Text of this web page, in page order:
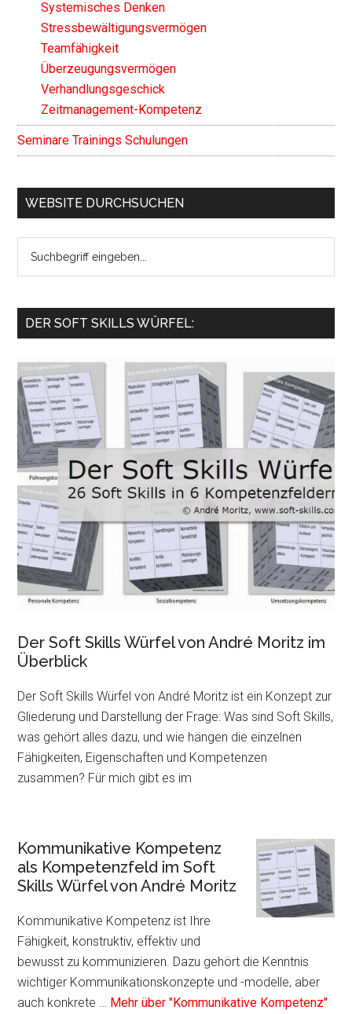
Systemisches Denken
Stressbewältigungsvermögen
Teamfähigkeit
Überzeugungsvermögen
Verhandlungsgeschick
Zeitmanagement-Kompetenz
Seminare Trainings Schulungen
WEBSITE DURCHSUCHEN
...
DER SOFT SKILLS WÜRFEL:
Der Soft Skills Würfel von André Moritz im
Überblick
Der Soft Skills Würfel von André Moritz ist ein Konzept zur
Gliederung und Darstellung der Frage: Was sind Soft Skills,
was gehört alles dazu, und wie hängen die einzelnen
Fähigkeiten, Eigenschaften und Kompetenzen
zusammen? Für mich gibt es im
Kommunikative Kompetenz
als Kompetenzfeld im Soft
Skills Würfel von André Moritz
Kommunikative Kompetenz ist Ihre
Fähigkeit, konstruktiv, effektiv und
bewusst zu kommunizieren. Dazu gehört die Kenntnis
wichtiger Kommunikationskonzepte und -modelle, aber
auch konkrete … Mehr über "Kommunikative Kompetenz"